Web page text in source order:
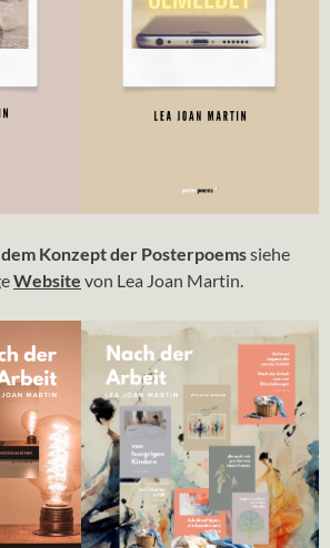
Konzept der Posterpoemssiehe
Website von Lea Joan Martin.